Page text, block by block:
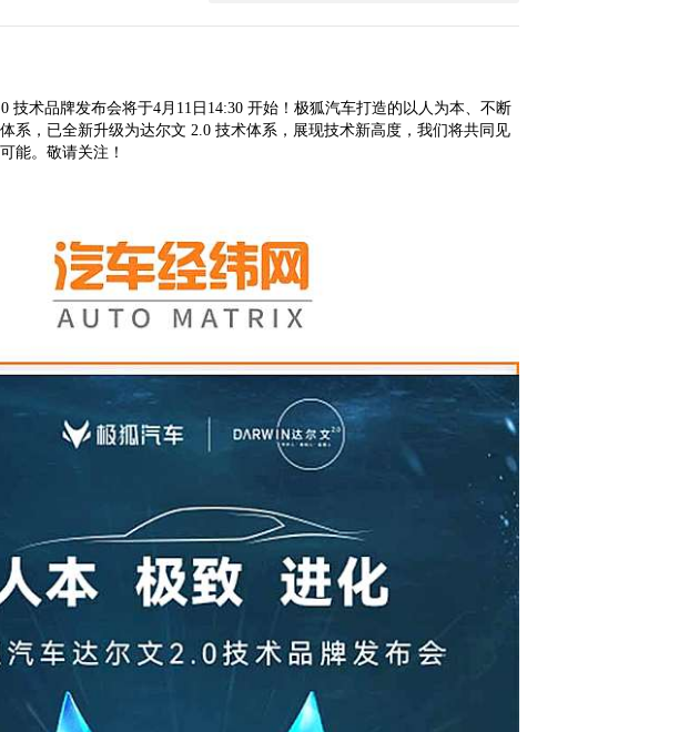
技术品牌发布会将于4月11日14:30 开始！极狐汽车打造的以人为本、不断
系，已全新升级为达尔文 2.0 技术体系，展现技术新高度，我们将共同见
能。敬请关注！